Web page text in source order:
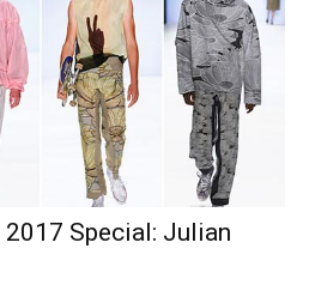
Special: Julian